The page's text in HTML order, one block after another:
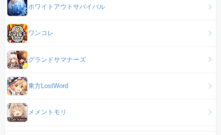
ホワイトアウトサバイバル
ワンコレ
グランドサマナーズ
東方LostWord
メメントモリ